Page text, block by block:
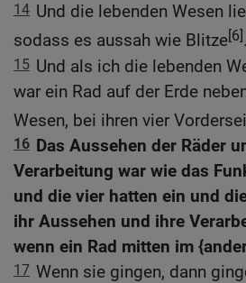
14 Und die lebenden Wesen
sodass es aussah wie Blitze[6].
15 Und als ich die lebenden
war ein Rad auf der Erde
Wesen, bei ihren vier
16 Das Aussehen der Räder
Verarbeitung war wie das
und die vier hatten ein und
ihr Aussehen und ihre
wenn ein Rad mitten im
17 Wenn sie gingen, dann